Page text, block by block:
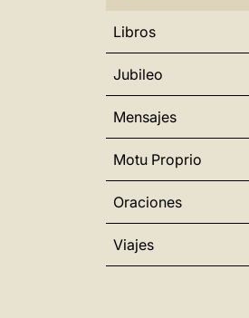
Libros
Jubileo
Mensajes
Motu Proprio
Oraciones
Viajes